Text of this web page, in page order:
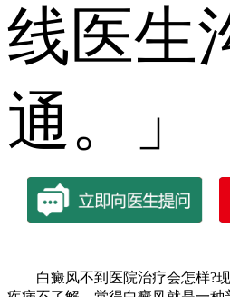
线医生
通。」
白癜风不到医院治疗会怎样?现